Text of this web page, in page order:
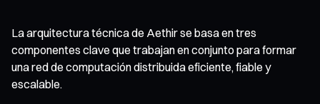
La arquitectura técnica de Aethir se basa en tres
componentes clave que trabajan en conjunto para formar
una red de computación distribuida eficiente, fiable y
escalable.